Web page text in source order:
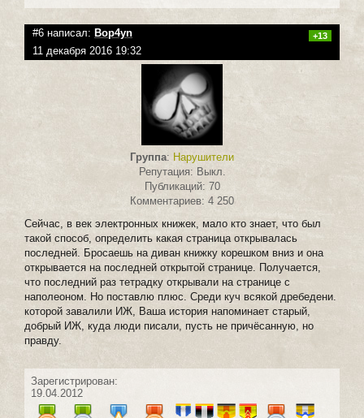
#6 написал: Bop4yn +13
11 декабря 2016 19:32
Группа: Нарушители
Репутация: Выкл.
Публикаций: 70
Комментариев: 4 250
Сейчас, в век электронных книжек, мало кто знает, что был
такой способ, определить какая страница открывалась
последней. Бросаешь на диван книжку корешком вниз и она
открывается на последней открытой странице. Получается,
что последний раз тетрадку открывали на странице с
наполеоном. Но поставлю плюс. Среди куч всякой дребедени.
которой завалили ИЖ, Ваша история напоминает старый,
добрый ИЖ, куда люди писали, пусть не причёсанную, но
правду.
Зарегистрирован:
19.04.2012